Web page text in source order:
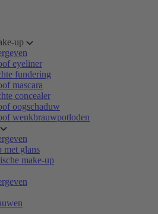
up
eyeliner
fundering
mascara
concealer
oogschaduw
wenkbrauwpotloden
met glans
make-up